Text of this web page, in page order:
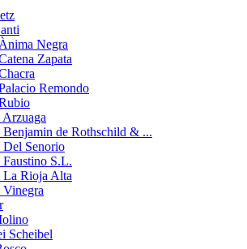
Negra
Zapata
Remondo
Arzuaga
Benjamin de Rothschild & ...
Del Senorio
Faustino S.L.
La Rioja Alta
Vinegra
Scheibel